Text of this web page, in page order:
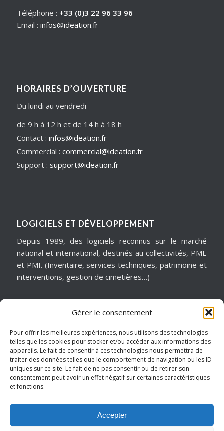
Gérer le consentement
Pour offrir les meilleures expériences, nous utilisons des technologies
telles que les cookies pour stocker et/ou accéder aux informations des
appareils. Le fait de consentir à ces technologies nous permettra de
traiter des données telles que le comportement de navigation ou les ID
uniques sur ce site. Le fait de ne pas consentir ou de retirer son
consentement peut avoir un effet négatif sur certaines caractéristiques
et fonctions.
Accepter
Téléphone : +33 (0)3 22 96 33 96
Email : infos@ideation.fr
HORAIRES D’OUVERTURE
Du lundi au vendredi
de 9 h à 12 h et de 14 h à 18 h
Contact : infos@ideation.fr
Commercial : commercial@ideation.fr
Support : support@ideation.fr
LOGICIELS ET DÉVELOPPEMENT
Depuis 1989, des logiciels reconnus sur le marché
national et international, destinés au collectivités, PME
et PMI. (Inventaire, services techniques, patrimoine et
interventions, gestion de cimetières…)
MATÉRIELS & ASSISTANCE
Installation, dépannage, assistance informatique,
sécurité informatique, infogérance, virtualisation, cloud
services, internet… Pour garantir notre réactivité, nous
intervenons sur un périmètre géographique de
proximité.